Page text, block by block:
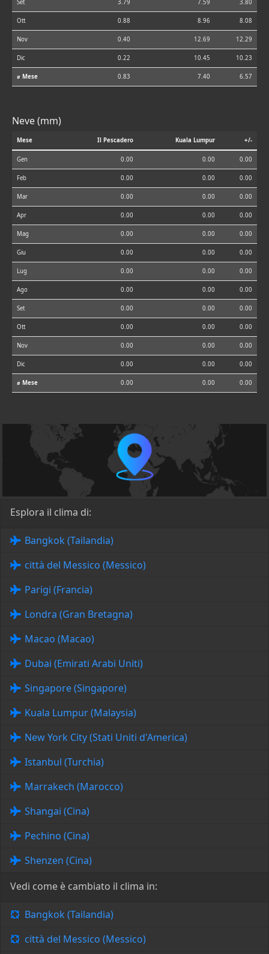
Set 3.79 7.59 3.80
Ott 0.88 8.96 8.08
Nov 0.40 12.69 12.29
Dic 0.22 10.45 10.23
⌀ Mese 0.83 7.40 6.57
Neve (mm)
Mese Il Pescadero Kuala Lumpur +/-
Gen 0.00 0.00 0.00
Feb 0.00 0.00 0.00
Mar 0.00 0.00 0.00
Apr 0.00 0.00 0.00
Mag 0.00 0.00 0.00
Giu 0.00 0.00 0.00
Lug 0.00 0.00 0.00
Ago 0.00 0.00 0.00
Set 0.00 0.00 0.00
Ott 0.00 0.00 0.00
Nov 0.00 0.00 0.00
Dic 0.00 0.00 0.00
⌀ Mese 0.00 0.00 0.00
Esplora il clima di:
Bangkok (Tailandia)
città del Messico (Messico)
Parigi (Francia)
Londra (Gran Bretagna)
Macao (Macao)
Dubai (Emirati Arabi Uniti)
Singapore (Singapore)
Kuala Lumpur (Malaysia)
New York City (Stati Uniti d'America)
Istanbul (Turchia)
Marrakech (Marocco)
Shangai (Cina)
Pechino (Cina)
Shenzen (Cina)
Vedi come è cambiato il clima in:
Bangkok (Tailandia)
città del Messico (Messico)